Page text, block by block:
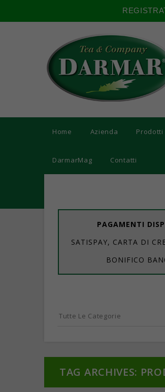
Home Azienda Prodotti
DarmarMag Contatti
PAGAMENTI
SATISPAY, CARTA DI
BONIFICO
Tutte Le Categorie
TAG ARCHIVES: